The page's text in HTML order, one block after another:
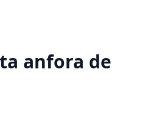
anfora de